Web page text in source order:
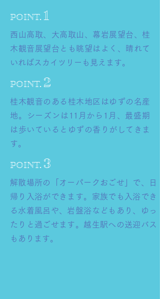
POINT. 1
西山高取、大高取山、幕岩展望台、桂
木観音展望台とも眺望はよく、晴れて
いればスカイツリーも見えます。
POINT. 2
桂木観音のある桂木地区はゆずの名産
地。シーズンは11月から1月、最盛期
は歩いているとゆずの香りがしてきま
す。
POINT. 3
解散場所の「オーパークおごせ」で、日
帰り入浴ができます。家族でも入浴でき
る水着風呂や、岩盤浴などもあり、ゆっ
たりと過ごせます。越生駅への送迎バス
もあります。